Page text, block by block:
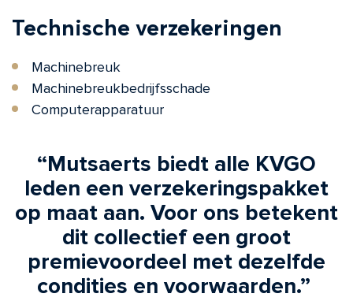
Technische verzekeringen
Machinebreuk
Machinebreukbedrijfsschade
Computerapparatuur
“Mutsaerts biedt alle KVGO
leden een verzekeringspakket
op maat aan. Voor ons betekent
dit collectief een groot
premievoordeel met dezelfde
condities en voorwaarden.”